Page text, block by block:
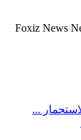
© 2022 Foxiz